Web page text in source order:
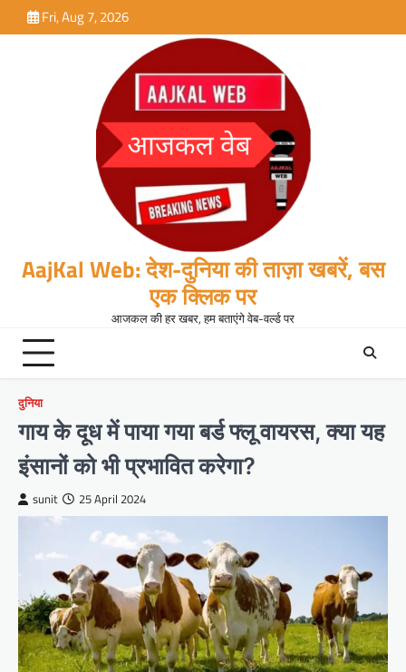
to
Fri, Aug 7, 2026
AajKal Web: देश-दुनिया की ताज़ा खबरें, बस
एक क्लिक पर
आजकल की हर खबर, हम बताएंगे वेब-वर्ल्ड पर
दुनिया
गाय के दूध में पाया गया बर्ड फ्लू वायरस, क्या यह
इंसानों को भी प्रभावित करेगा?
sunit 25 April 2024